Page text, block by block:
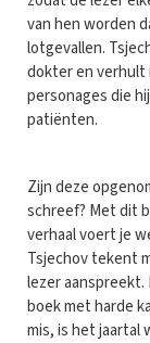
van hen worden
lotgevallen.
dokter en verhult
personages die
patiënten.
Zijn deze
schreef? Met dit
verhaal voert je
Tsjechov tekent
lezer aanspreekt.
boek met harde
mis, is het jaartal